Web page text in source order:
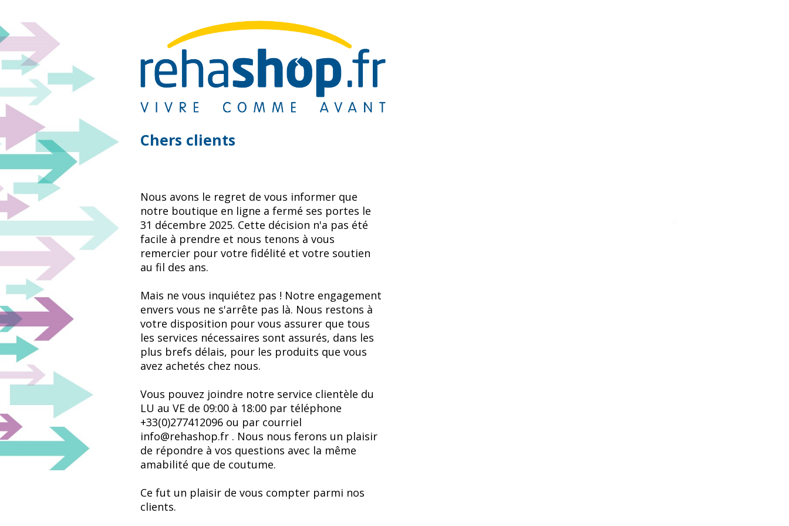
Chers clients
Nous avons le regret de vous informer que
notre boutique en ligne a fermé ses portes le
31 décembre 2025. Cette décision n'a pas été
facile à prendre et nous tenons à vous
remercier pour votre fidélité et votre soutien
au fil des ans.
Mais ne vous inquiétez pas ! Notre engagement
envers vous ne s'arrête pas là. Nous restons à
votre disposition pour vous assurer que tous
les services nécessaires sont assurés, dans les
plus brefs délais, pour les produits que vous
avez achetés chez nous.
Vous pouvez joindre notre service clientèle du
LU au VE de 09:00 à 18:00 par téléphone
+33(0)277412096 ou par courriel
info@rehashop.fr. Nous nous ferons un plaisir
de répondre à vos questions avec la même
amabilité que de coutume.
Ce fut un plaisir de vous compter parmi nos
clients.